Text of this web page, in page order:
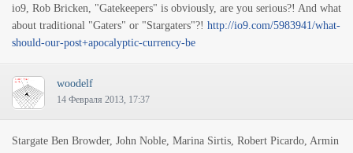
io9, Rob Bricken, "Gatekeepers" is obviously, are you serious?! And what
about traditional "Gaters" or "Stargaters"?! http://io9.com/5983941/what-
should-our-post+apocalyptic-currency-be
woodelf
14 Февраля 2013, 17:37
Stargate Ben Browder, John Noble, Marina Sirtis, Robert Picardo, Armin